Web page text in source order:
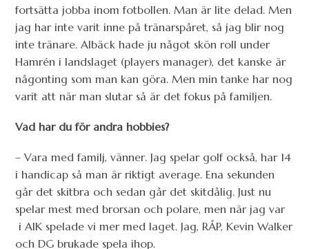
fortsätta jobba inom fotbollen. Man är lite delad. Men
jag har inte varit inne på tränarspåret, så jag blir nog
inte tränare. Albäck hade ju något skön roll under
Hamrén i landslaget (players manager), det kanske är
någonting som man kan göra. Men min tanke har nog
varit att när man slutar så är det fokus på familjen.
Vad har du för andra hobbies?
– Vara med familj, vänner. Jag spelar golf också, har 14
i handicap så man är riktigt average. Ena sekunden
går det skitbra och sedan går det skitdålig. Just nu
spelar mest med brorsan och polare, men när jag var
i AIK spelade vi mer med laget. Jag, RÅP, Kevin Walker
och DG brukade spela ihop.